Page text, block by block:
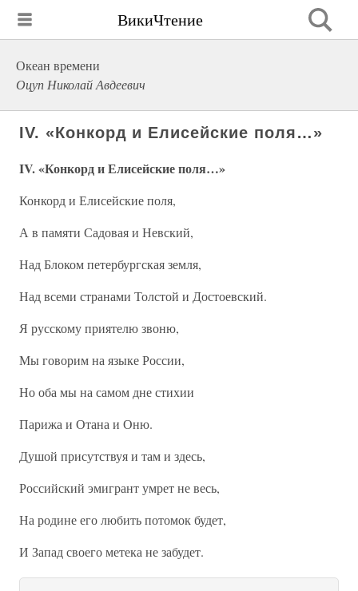
ВикиЧтение
Океан времени
Оцуп Николай Авдеевич
IV. «Конкорд и Елисейские поля…»
IV. «Конкорд и Елисейские поля…»
Конкорд и Елисейские поля,
А в памяти Садовая и Невский,
Над Блоком петербургская земля,
Над всеми странами Толстой и Достоевский.
Я русскому приятелю звоню,
Мы говорим на языке России,
Но оба мы на самом дне стихии
Парижа и Отана и Оню.
Душой присутствуя и там и здесь,
Российский эмигрант умрет не весь,
На родине его любить потомок будет,
И Запад своего метека не забудет.